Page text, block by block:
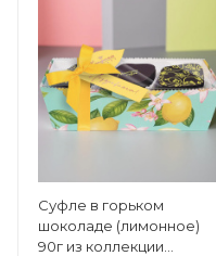
Суфле в горьком
шоколаде (лимонное)
90г из коллекции